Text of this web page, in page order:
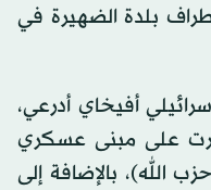
بلدة الضهيرة في
أفيخاي أدرعي،
على مبنى عسكري
الله)، بالإضافة إلى